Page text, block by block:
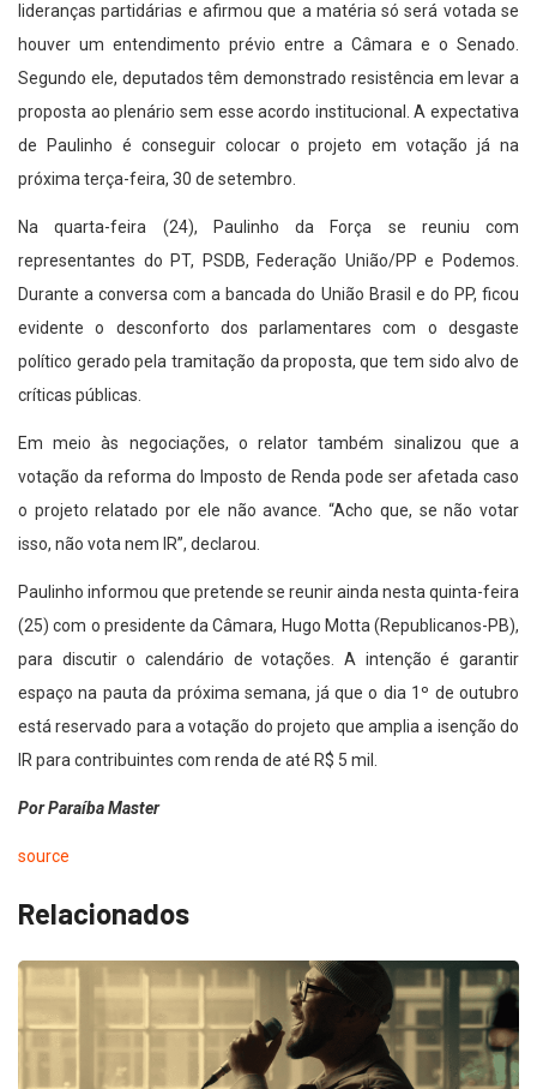
lideranças partidárias e afirmou que a matéria só será votada se
houver um entendimento prévio entre a Câmara e o Senado.
Segundo ele, deputados têm demonstrado resistência em levar a
proposta ao plenário sem esse acordo institucional. A expectativa
de Paulinho é conseguir colocar o projeto em votação já na
próxima terça-feira, 30 de setembro.
Na quarta-feira (24), Paulinho da Força se reuniu com
representantes do PT, PSDB, Federação União/PP e Podemos.
Durante a conversa com a bancada do União Brasil e do PP, ficou
evidente o desconforto dos parlamentares com o desgaste
político gerado pela tramitação da proposta, que tem sido alvo de
críticas públicas.
Em meio às negociações, o relator também sinalizou que a
votação da reforma do Imposto de Renda pode ser afetada caso
o projeto relatado por ele não avance. “Acho que, se não votar
isso, não vota nem IR”, declarou.
Paulinho informou que pretende se reunir ainda nesta quinta-feira
(25) com o presidente da Câmara, Hugo Motta (Republicanos-PB),
para discutir o calendário de votações. A intenção é garantir
espaço na pauta da próxima semana, já que o dia 1º de outubro
está reservado para a votação do projeto que amplia a isenção do
IR para contribuintes com renda de até R$ 5 mil.
Por Paraíba Master
source
Relacionados